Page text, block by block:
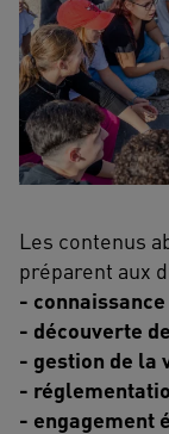
Les contenus
préparent aux
-
- découverte
- gestion de la
-
- engagement